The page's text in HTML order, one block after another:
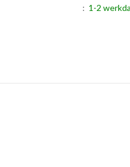
: 1-2